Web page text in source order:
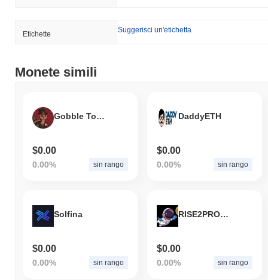
Etichette Suggerisci un'etichetta
Monete simili
Gobble Token
$0.00
0.00% sin rango
DaddyETH
$0.00
0.00% sin rango
Solfina
$0.00
0.00% sin rango
RISE2PROTOCOL
$0.00
0.00% sin rango